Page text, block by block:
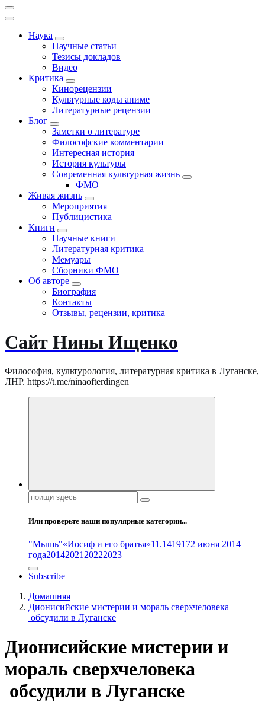
Наука
Научные статьи
Тезисы докладов
Видео
Критика
Кинорецензии
Культурные коды аниме
Литературные рецензии
Блог
Заметки о литературе
Философские комментарии
Интересная история
История культуры
Современная культурная жизнь
ФМО
Живая жизнь
Мероприятия
Публицистика
Книги
Научные книги
Литературная критика
Мемуары
Сборники ФМО
Об авторе
Биография
Контакты
Отзывы, рецензии, критика
Сайт Нины Ищенко
Философия, культурология, литературная критика в Луганске,
ЛНР. https://t.me/ninaofterdingen
Поиск:
Или проверьте наши популярные категории...
"Мышь"«Иосиф и его братья»11.1419172 июня 2014
года2014202120222023
Subscribe
Домашняя
Дионисийские мистерии и мораль сверхчеловека
обсудили в Луганске
Дионисийские мистерии и
мораль сверхчеловека
обсудили в Луганске